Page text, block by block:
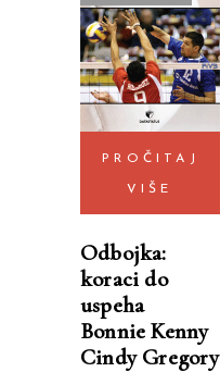
PROČITAJ
VIŠE
Odbojka:
koraci do
uspeha
Bonnie Kenny
Cindy Gregory